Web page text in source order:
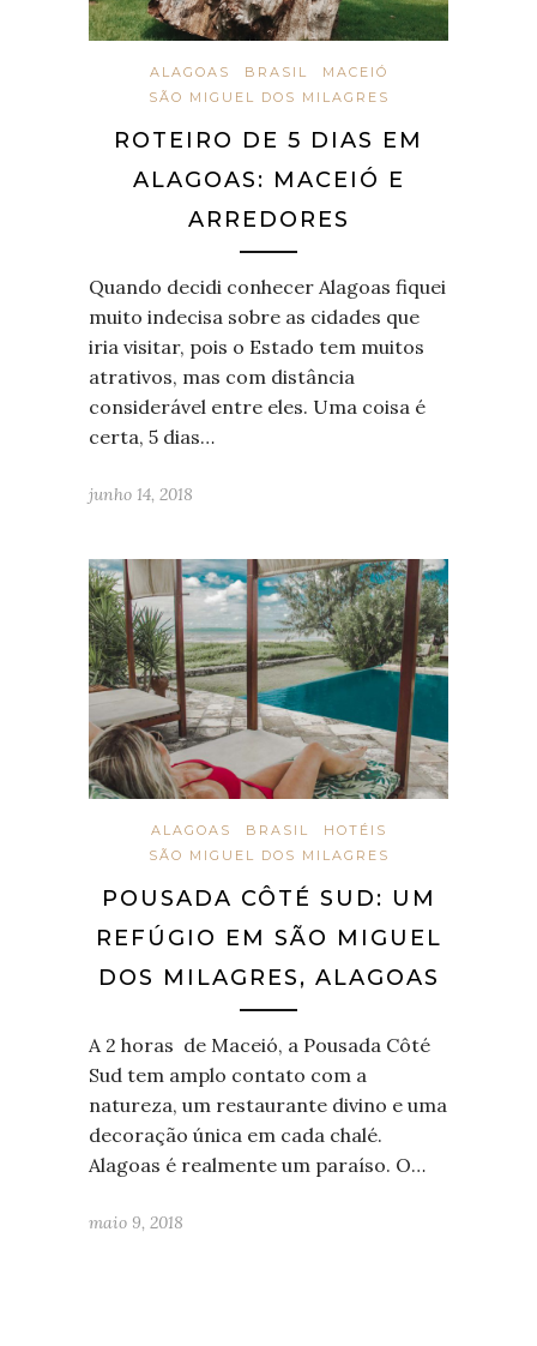
ALAGOAS BRASIL
MACEIÓ
SÃO MIGUEL DOS MILAGRES
ROTEIRO DE 5 DIAS EM
ALAGOAS: MACEIÓ E
ARREDORES
Quando decidi conhecer Alagoas fiquei
muito indecisa sobre as cidades que
iria visitar, pois o Estado tem muitos
atrativos, mas com distância
considerável entre eles. Uma coisa é
certa, 5 dias…
junho 14, 2018
ALAGOAS BRASIL
HOTÉIS
SÃO MIGUEL DOS MILAGRES
POUSADA CÔTÉ SUD: UM
REFÚGIO EM SÃO MIGUEL
DOS MILAGRES, ALAGOAS
A 2 horas de Maceió, a Pousada Côté
Sud tem amplo contato com a
natureza, um restaurante divino e uma
decoração única em cada chalé.
Alagoas é realmente um paraíso. O…
maio 9, 2018